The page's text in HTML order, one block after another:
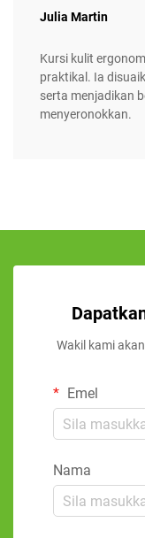
Julia Martin
Kursi kulit
praktikal. Ia
serta menjadikan
menyeronokkan.
Wakil kami
Emel
Nama